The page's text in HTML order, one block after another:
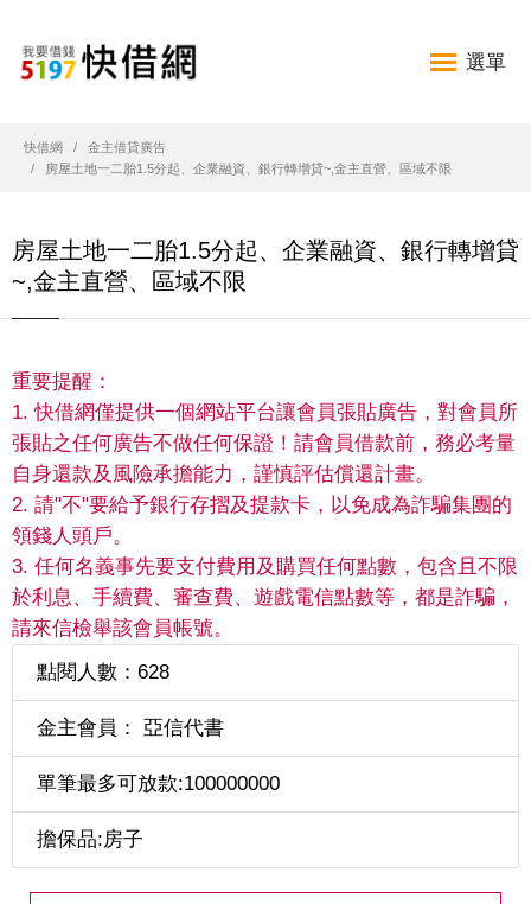
選單
快借網
金主借貸廣告
房屋土地一二胎1.5分起、企業融資、銀行轉增貸~,金主直營、區域不限
房屋土地一二胎1.5分起、企業融資、銀行轉增貸
~,金主直營、區域不限
重要提醒：
1. 快借網僅提供一個網站平台讓會員張貼廣告，對會員所
張貼之任何廣告不做任何保證！請會員借款前，務必考量
自身還款及風險承擔能力，謹慎評估償還計畫。
2. 請"不"要給予銀行存摺及提款卡，以免成為詐騙集團的
領錢人頭戶。
3. 任何名義事先要支付費用及購買任何點數，包含且不限
於利息、手續費、審查費、遊戲電信點數等，都是詐騙，
請來信檢舉該會員帳號。
點閱人數：628
金主會員： 亞信代書
單筆最多可放款:100000000
擔保品:房子